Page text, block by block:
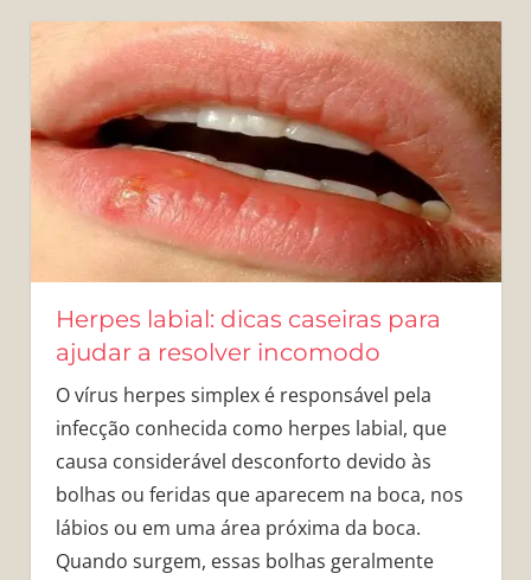
Herpes labial: dicas caseiras para
ajudar a resolver incomodo
O vírus herpes simplex é responsável pela
infecção conhecida como herpes labial, que
causa considerável desconforto devido às
bolhas ou feridas que aparecem na boca, nos
lábios ou em uma área próxima da boca.
Quando surgem, essas bolhas geralmente